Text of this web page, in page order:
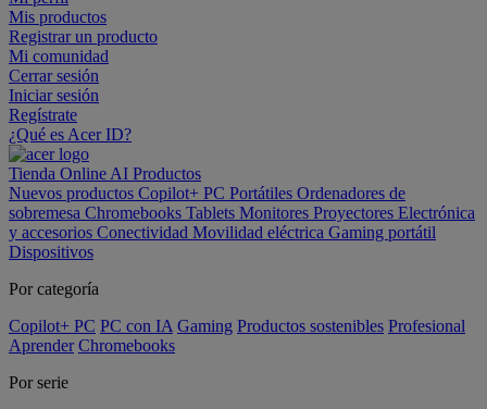
Mis productos
Registrar un producto
Mi comunidad
Cerrar sesión
Iniciar sesión
Regístrate
¿Qué es Acer ID?
Tienda Online AI Productos
Nuevos productos Copilot+ PC Portátiles Ordenadores de
sobremesa Chromebooks Tablets Monitores Proyectores Electrónica
y accesorios Conectividad Movilidad eléctrica Gaming portátil
Dispositivos
Por categoría
Copilot+ PC PC con IA Gaming Productos sostenibles Profesional
Aprender Chromebooks
Por serie